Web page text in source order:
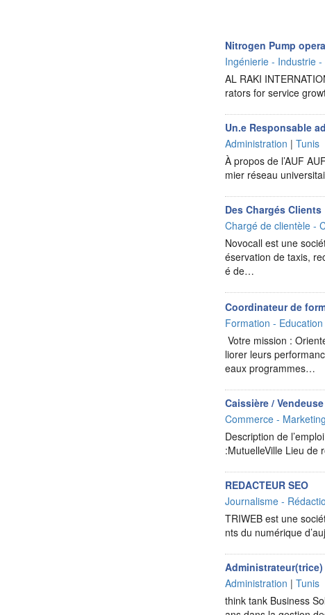
Nitrogen Pump
Ingénierie - Industrie -
AL RAKI
rators for service
Un.e Responsable
Administration |Tunis
À propos de l’AUF
mier réseau
Des Chargés Clients
Chargé de clientèle -
Novocall est une
éservation de taxis,
é de…
Coordinateur de
Formation -
Votre mission :
liorer leurs
eaux programmes…
Caissière / Vendeuse
Commerce -
Description de
:MutuelleVille Lieu de
REDACTEUR SEO
Journalisme -
TRIWEB est une
nts du numérique
Administrateur(trice)
Administration |Tunis
think tank Business